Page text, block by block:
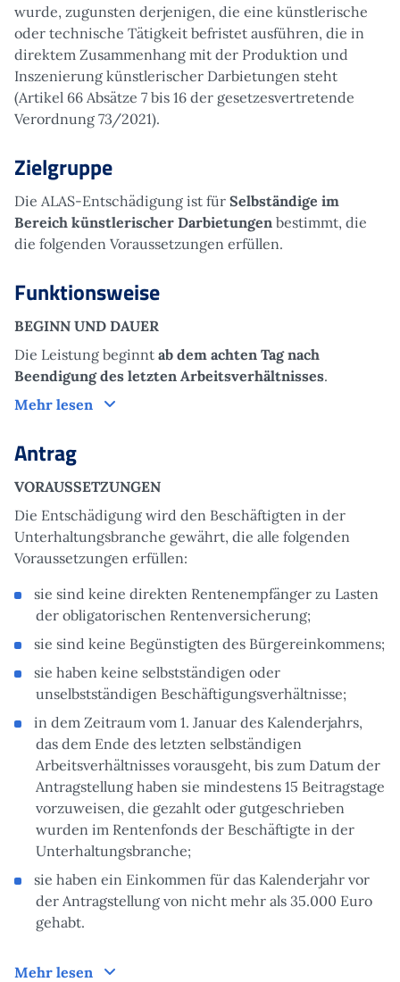
wurde, zugunsten derjenigen, die eine künstlerische
oder technische Tätigkeit befristet ausführen, die in
direktem Zusammenhang mit der Produktion und
Inszenierung künstlerischer Darbietungen steht
(Artikel 66 Absätze 7 bis 16 der gesetzesvertretende
Verordnung 73/2021).
Zielgruppe
Die ALAS-Entschädigung ist für Selbständige im
Bereich künstlerischer Darbietungen bestimmt, die
die folgenden Voraussetzungen erfüllen.
Funktionsweise
BEGINN UND DAUER
Die Leistung beginnt ab dem achten Tag nach
Beendigung des letzten Arbeitsverhältnisses.
Mehr lesen
Funktionsweise
Antrag
VORAUSSETZUNGEN
Die Entschädigung wird den Beschäftigten in der
Unterhaltungsbranche gewährt, die alle folgenden
Voraussetzungen erfüllen:
sie sind keine direkten Rentenempfänger zu Lasten
der obligatorischen Rentenversicherung;
sie sind keine Begünstigten des Bürgereinkommens;
sie haben keine selbstständigen oder
unselbstständigen Beschäftigungsverhältnisse;
in dem Zeitraum vom 1. Januar des Kalenderjahrs,
das dem Ende des letzten selbständigen
Arbeitsverhältnisses vorausgeht, bis zum Datum der
Antragstellung haben sie mindestens 15 Beitragstage
vorzuweisen, die gezahlt oder gutgeschrieben
wurden im Rentenfonds der Beschäftigte in der
Unterhaltungsbranche;
sie haben ein Einkommen für das Kalenderjahr vor
der Antragstellung von nicht mehr als 35.000 Euro
gehabt.
Mehr lesen Antrag